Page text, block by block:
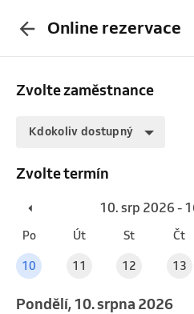
Online rezervace
Zvolte zaměstnance
Kdokoliv dostupný
Zvolte termín
10. srp 2026 -
Po Út St Čt
10 11 12 13
pondělí, 10. srpna 2026